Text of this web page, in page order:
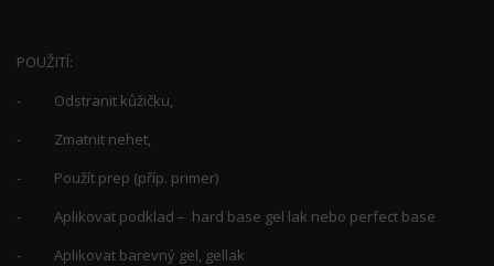
POUŽITÍ:
- Odstranit kůžičku,
- Zmatnit nehet,
- Použít prep (příp. primer)
- Aplikovat podklad – hard base gel lak nebo perfect base
- Aplikovat barevný gel, gellak